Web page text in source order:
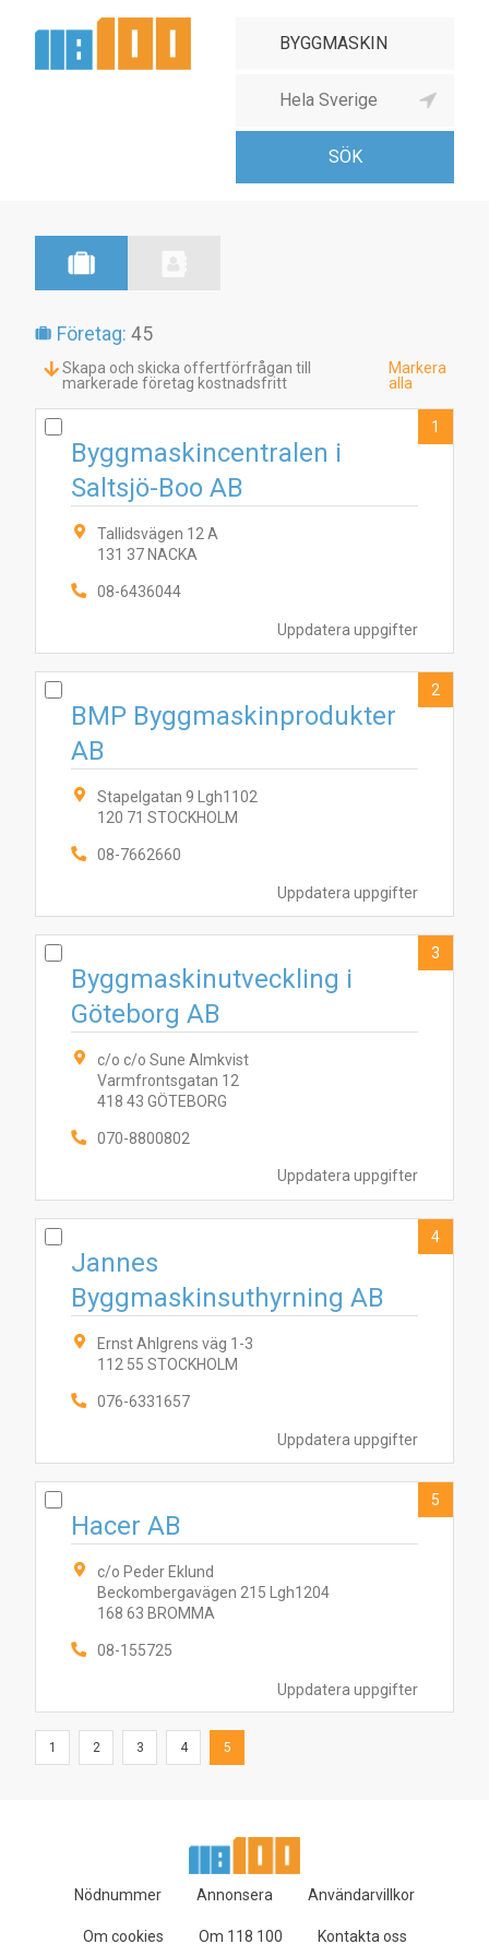
Företag: 45
Skapa och skicka offertförfrågan till
markerade företag kostnadsfritt
Markera
alla
Uppdatera uppgifter
Byggmaskincentralen i
Saltsjö-Boo AB
Tallidsvägen 12 A
131 37 NACKA
08-6436044
1
Uppdatera uppgifter
BMP Byggmaskinprodukter
AB
Stapelgatan 9 Lgh1102
120 71 STOCKHOLM
08-7662660
2
Uppdatera uppgifter
Byggmaskinutveckling i
Göteborg AB
c/o c/o Sune Almkvist
Varmfrontsgatan 12
418 43 GÖTEBORG
070-8800802
3
Uppdatera uppgifter
Jannes
Byggmaskinsuthyrning AB
Ernst Ahlgrens väg 1-3
112 55 STOCKHOLM
076-6331657
4
Uppdatera uppgifter
Hacer AB
c/o Peder Eklund
Beckombergavägen 215 Lgh1204
168 63 BROMMA
08-155725
5
1 2 3 4 5
Nödnummer Annonsera Användarvillkor
Om cookies Om 118 100 Kontakta oss